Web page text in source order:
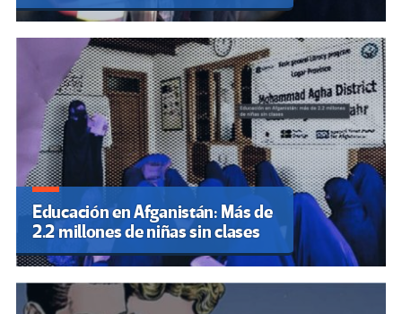
Educación en Afganistán: Más de
2.2 millones de niñas sin clases